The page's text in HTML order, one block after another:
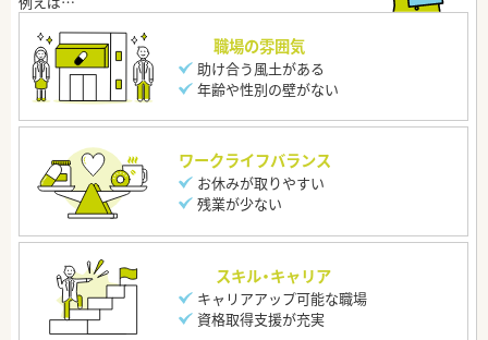
職場の雰囲気
助け合う風土がある
年齢や性別の壁がない
ワークライフバランス
お休みが取りやすい
残業が少ない
スキル・キャリア
キャリアアップ可能な職場
資格取得支援が充実